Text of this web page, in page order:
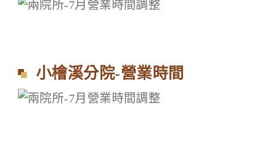
小檜溪分院-營業時間